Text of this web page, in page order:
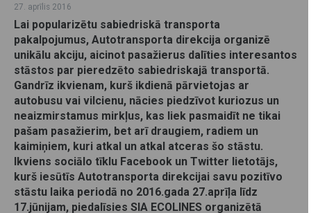
27. aprīlis 2016
Lai popularizētu sabiedriskā transporta
pakalpojumus, Autotransporta direkcija organizē
unikālu akciju, aicinot pasažierus dalīties interesantos
stāstos par pieredzēto sabiedriskajā transportā.
Gandrīz ikvienam, kurš ikdienā pārvietojas ar
autobusu vai vilcienu, nācies piedzīvot kuriozus un
neaizmirstamus mirkļus, kas liek pasmaidīt ne tikai
pašam pasažierim, bet arī draugiem, radiem un
kaimiņiem, kuri atkal un atkal atceras šo stāstu.
Ikviens sociālo tīklu Facebook un Twitter lietotājs,
kurš iesūtīs Autotransporta direkcijai savu pozitīvo
stāstu laika periodā no 2016.gada 27.aprīļa līdz
17.jūnijam, piedalīsies SIA ECOLINES organizētā